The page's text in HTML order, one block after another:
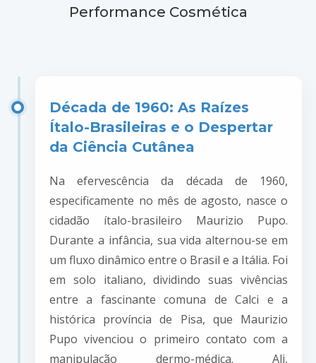
Performance Cosmética
Década de 1960: As Raízes
Ítalo-Brasileiras e o Despertar
da Ciência Cutânea
Na efervescência da década de 1960,
especificamente no mês de agosto, nasce o
cidadão ítalo-brasileiro Maurizio Pupo.
Durante a infância, sua vida alternou-se em
um fluxo dinâmico entre o Brasil e a Itália. Foi
em solo italiano, dividindo suas vivências
entre a fascinante comuna de Calci e a
histórica província de Pisa, que Maurizio
Pupo vivenciou o primeiro contato com a
manipulação dermo-médica. Ali,